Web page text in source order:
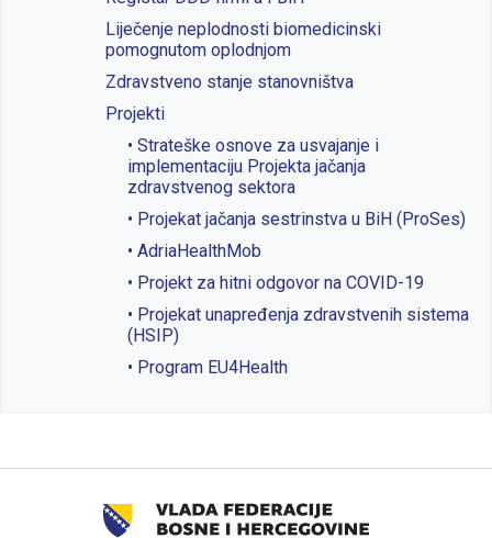
Liječenje neplodnosti biomedicinski
pomognutom oplodnjom
Zdravstveno stanje stanovništva
Projekti
• Strateške osnove za usvajanje i
implementaciju Projekta jačanja
zdravstvenog sektora
• Projekat jačanja sestrinstva u BiH (ProSes)
• AdriaHealthMob
• Projekt za hitni odgovor na COVID-19
• Projekat unapređenja zdravstvenih sistema
(HSIP)
• Program EU4Health